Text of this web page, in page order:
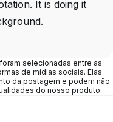
It is doing it
selecionadas entre as
de mídias sociais. Elas
da postagem e podem não
do nosso produto.